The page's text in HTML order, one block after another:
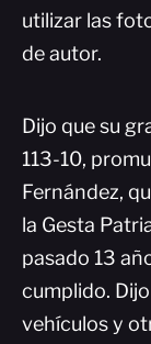
utilizar las
de autor.
Dijo que su
113-10,
Fernández,
la Gesta
pasado 13
cumplido.
vehículos y